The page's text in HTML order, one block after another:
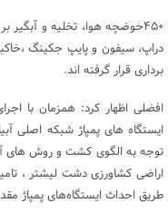
۴۵۰حوضچه هوا، تخلیه و
دراپ، سیفون و پایپ جکینگ
برداری قرار گرفته اند.
افضلی اظهار کرد: همزمان با
توجه به الگوی کشت و روش های
اراضی کشاورزی دشت لیشتر ،
طریق احداث ایستگاه‌های پمپاژ